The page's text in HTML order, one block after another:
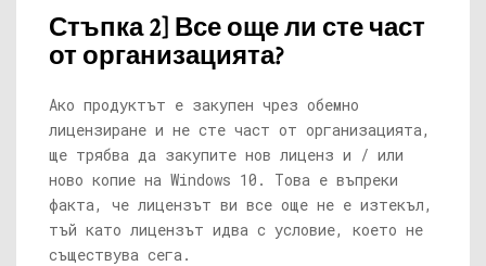
Стъпка 2] Все още ли сте част
от организацията?
Ако продуктът е закупен чрез обемно
лицензиране и не сте част от организацията,
ще трябва да закупите нов лиценз и / или
ново копие на Windows 10. Това е въпреки
факта, че лицензът ви все още не е изтекъл,
тъй като лицензът идва с условие, което не
съществува сега.